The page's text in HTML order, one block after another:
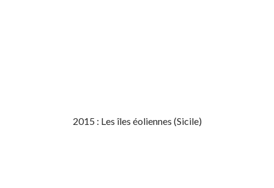
2015 : Les îles éoliennes (Sicile)